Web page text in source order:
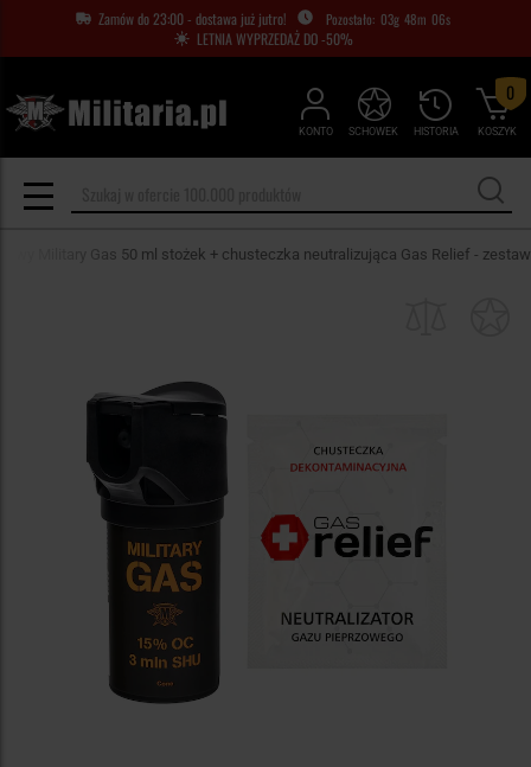
Zamów do 23:00 - dostawa już jutro! 03g 48m 06s
LETNIA WYPRZEDAŻ DO -50%
KONTO HISTORIA
SCHOWEK KOSZYK
0
Military Gas 50 ml stożek + chusteczka neutralizująca Gas Relief - zestaw